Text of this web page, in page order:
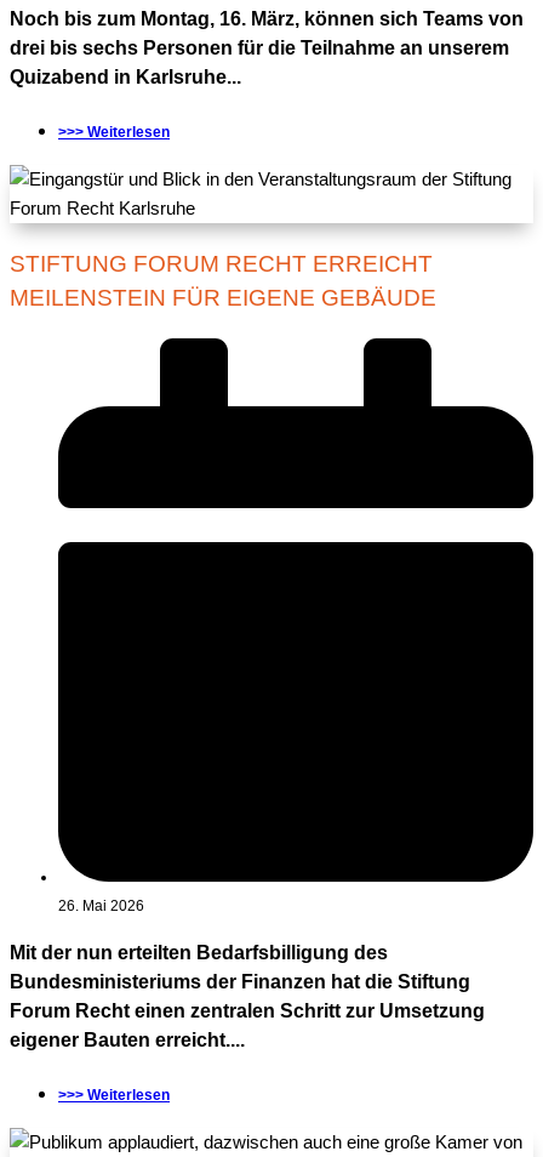
Noch bis zum Montag, 16. März, können sich Teams von
drei bis sechs Personen für die Teilnahme an unserem
Quizabend in Karlsruhe...
>>> Weiterlesen
STIFTUNG FORUM RECHT ERREICHT
MEILENSTEIN FÜR EIGENE GEBÄUDE
26. Mai 2026
Mit der nun erteilten Bedarfsbilligung des
Bundesministeriums der Finanzen hat die Stiftung
Forum Recht einen zentralen Schritt zur Umsetzung
eigener Bauten erreicht....
>>> Weiterlesen